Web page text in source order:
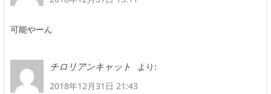
可能やーん
チロリアンキャット
より:
2018年12月31日 21:43